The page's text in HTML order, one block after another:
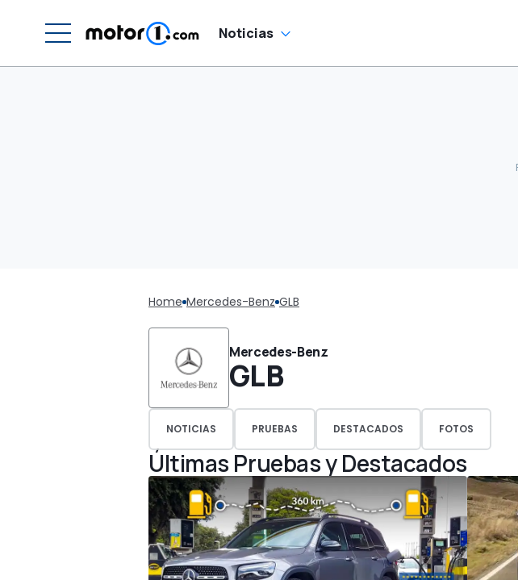
Noticias
Home Mercedes-Benz GLB
Mercedes-Benz
GLB
NOTICIAS PRUEBAS DESTACADOS FOTOS
Últimas Pruebas y Destacados